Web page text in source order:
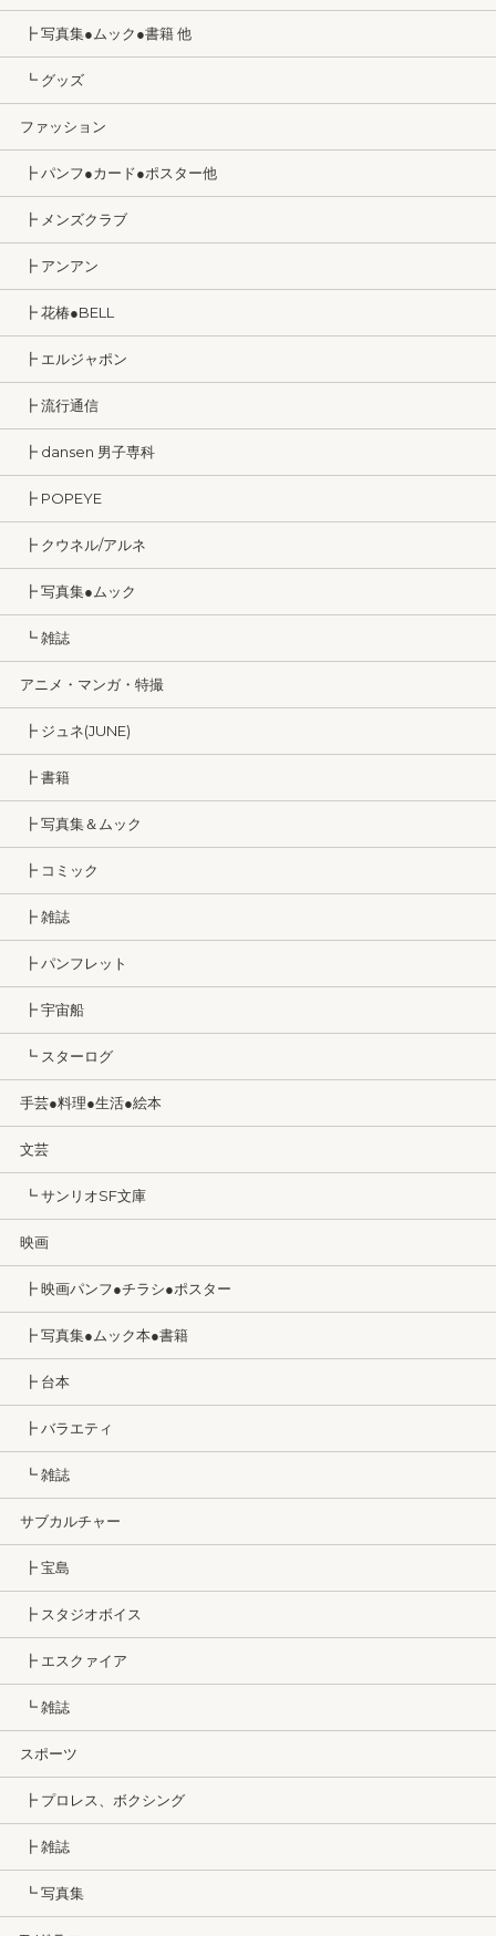
┣ 写真集●ムック●書籍 他
┗ グッズ
ファッション
┣ パンフ●カード●ポスター他
┣ メンズクラブ
┣ アンアン
┣ 花椿●BELL
┣ エルジャポン
┣ 流行通信
┣ dansen 男子専科
┣ POPEYE
┣ クウネル/アルネ
┣ 写真集●ムック
┗ 雑誌
アニメ・マンガ・特撮
┣ ジュネ(JUNE)
┣ 書籍
┣ 写真集＆ムック
┣ コミック
┣ 雑誌
┣ パンフレット
┣ 宇宙船
┗ スターログ
手芸●料理●生活●絵本
文芸
┗ サンリオSF文庫
映画
┣ 映画パンフ●チラシ●ポスター
┣ 写真集●ムック本●書籍
┣ 台本
┣ バラエティ
┗ 雑誌
サブカルチャー
┣ 宝島
┣ スタジオボイス
┣ エスクァイア
┗ 雑誌
スポーツ
┣ プロレス、ボクシング
┣ 雑誌
┗ 写真集